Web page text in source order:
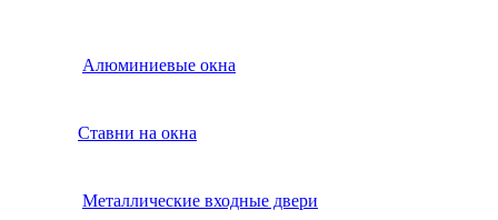
Алюминиевые окна
Ставни на окна
Металлические входные двери